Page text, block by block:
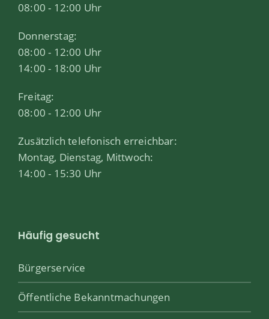
08:00 - 12:00 Uhr
Donnerstag:
08:00 - 12:00 Uhr
14:00 - 18:00 Uhr
Freitag:
08:00 - 12:00 Uhr
Zusätzlich telefonisch erreichbar:
Montag, Dienstag, Mittwoch:
14:00 - 15:30 Uhr
Häufig gesucht
Bürgerservice
Öffentliche Bekanntmachungen